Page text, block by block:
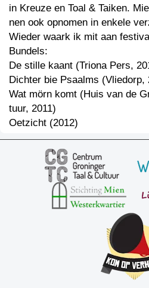
in Kreuze en Toal & Taiken.
nen ook opnomen in enkele
Wieder waark ik mit aan
Bundels:
De stille kaant (Triona Pers,
Dichter bie Psaalms (Vliedorp,
Wat mörn komt (Huis van de
tuur, 2011)
Oetzicht (2012)